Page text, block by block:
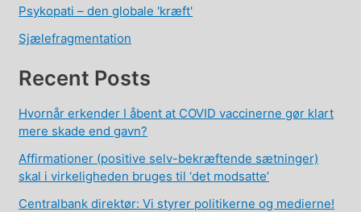
Psykopati – den globale 'kræft'
Sjælefragmentation
Recent Posts
Hvornår erkender I åbent at COVID vaccinerne gør klart
mere skade end gavn?
Affirmationer (positive selv-bekræftende sætninger)
skal i virkeligheden bruges til ‘det modsatte’
Centralbank direktør: Vi styrer politikerne og medierne!